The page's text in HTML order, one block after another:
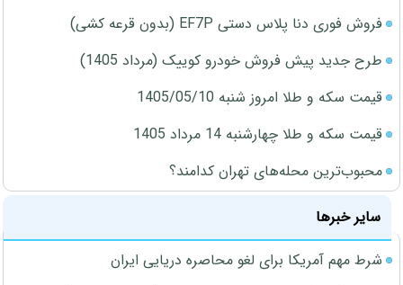
فروش فوری دنا پلاس دستی EF7P (بدون قرعه کشی)
طرح جدید پیش فروش خودرو کوییک (مرداد 1405)
قیمت سکه و طلا امروز شنبه 1405/05/10
قیمت سکه و طلا چهارشنبه 14 مرداد 1405
محبوب‌ترین محله‌های تهران کدامند؟
سایر خبرها
شرط مهم آمریکا برای لغو محاصره دریایی ایران